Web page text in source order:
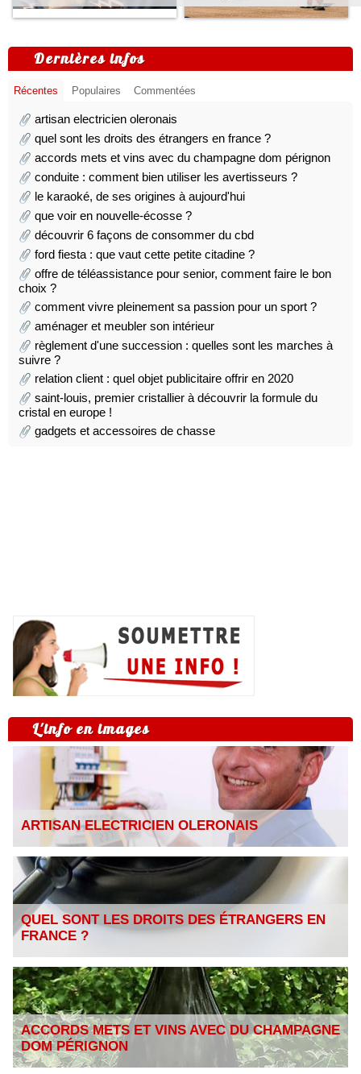
Dernières infos
Récentes Populaires Commentées
artisan electricien oleronais
quel sont les droits des étrangers en france ?
accords mets et vins avec du champagne dom pérignon
conduite : comment bien utiliser les avertisseurs ?
le karaoké, de ses origines à aujourd'hui
que voir en nouvelle-écosse ?
découvrir 6 façons de consommer du cbd
ford fiesta : que vaut cette petite citadine ?
offre de téléassistance pour senior, comment faire le bon
choix ?
comment vivre pleinement sa passion pour un sport ?
aménager et meubler son intérieur
règlement d'une succession : quelles sont les marches à
suivre ?
relation client : quel objet publicitaire offrir en 2020
saint-louis, premier cristallier à découvrir la formule du
cristal en europe !
gadgets et accessoires de chasse
L'info en images
ARTISAN ELECTRICIEN OLERONAIS
QUEL SONT LES DROITS DES ÉTRANGERS EN
FRANCE ?
ACCORDS METS ET VINS AVEC DU CHAMPAGNE
DOM PÉRIGNON